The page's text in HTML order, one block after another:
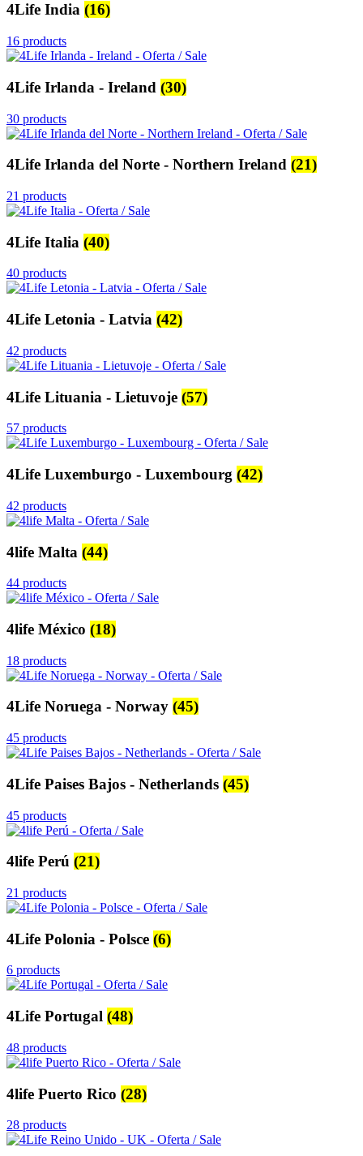
4Life India (16)
16 products
4Life Irlanda - Ireland (30)
30 products
4Life Irlanda del Norte - Northern Ireland (21)
21 products
4Life Italia (40)
40 products
4Life Letonia - Latvia (42)
42 products
4Life Lituania - Lietuvoje (57)
57 products
4Life Luxemburgo - Luxembourg (42)
42 products
4life Malta (44)
44 products
4life México (18)
18 products
4Life Noruega - Norway (45)
45 products
4Life Paises Bajos - Netherlands (45)
45 products
4life Perú (21)
21 products
4Life Polonia - Polsce (6)
6 products
4Life Portugal (48)
48 products
4life Puerto Rico (28)
28 products